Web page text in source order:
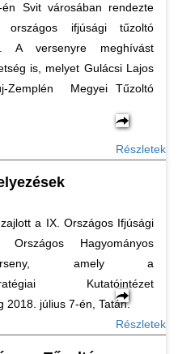
én Svit városában rendezte
ifjúsági tűzoltó
A versenyre meghívást
is, melyet Gulácsi Lajos
Zemplén Megyei Tűzoltó
Részletek
a IX. Országos Ifjúsági
Hagyományos
amely a
Kutatóintézet
2018. július 7-én, Tatán.
Részletek